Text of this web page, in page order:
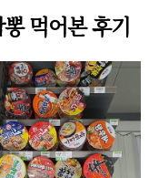
먹어본 후기